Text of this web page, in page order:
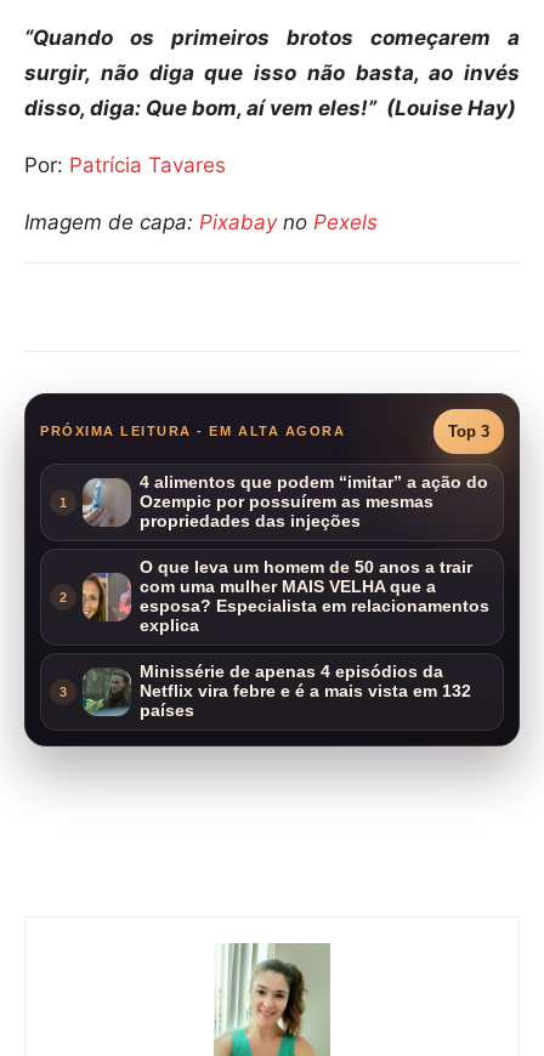
“Quando os primeiros brotos começarem a
surgir, não diga que isso não basta, ao invés
disso, diga: Que bom, aí vem eles!” (Louise Hay)
Por: Patrícia Tavares
Imagem de capa: Pixabayno Pexels
PRÓXIMA LEITURA - EM ALTA AGORA Top 3
1
4 alimentos que podem “imitar” a ação do
Ozempic por possuírem as mesmas
propriedades das injeções
2
O que leva um homem de 50 anos a trair
com uma mulher MAIS VELHA que a
esposa? Especialista em relacionamentos
explica
3
Minissérie de apenas 4 episódios da
Netflix vira febre e é a mais vista em 132
países